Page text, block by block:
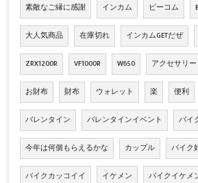
素敵なご縁に感謝 インカム ビーコム
大人気商品 在庫切れ インカムGETだぜ
ZRX1200R VF1000R W650 アクセサリー
お財布 財布 ウォレット 楽 便利
バレンタイン バレンタインイベント バイ
今年は何個もらえるかな カップル バイク
バイクカッコイイ イケメン バイクイケメ